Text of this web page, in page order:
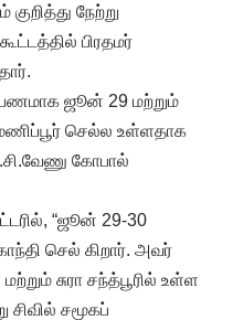
குறித்து நேற்று
பிரதமர்
ஜூன் 29 மற்றும்
செல்ல உள்ளதாக
கோபால்
“ஜூன் 29-30
செல் கிறார். அவர்
சுரா சந்த்பூரில் உள்ள
சிவில் சமூகப்